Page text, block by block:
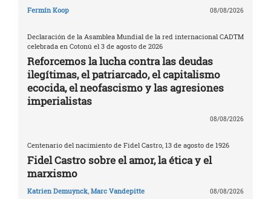
Fermín Koop 08/08/2026
Declaración de la Asamblea Mundial de la red internacional CADTM
celebrada en Cotonú el 3 de agosto de 2026
Reforcemos la lucha contra las deudas
ilegítimas, el patriarcado, el capitalismo
ecocida, el neofascismo y las agresiones
imperialistas
08/08/2026
Centenario del nacimiento de Fidel Castro, 13 de agosto de 1926
Fidel Castro sobre el amor, la ética y el
marxismo
Katrien Demuynck, Marc Vandepitte 08/08/2026